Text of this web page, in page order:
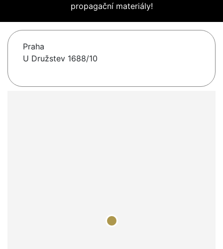
propagační materiály!
Praha
U Družstev 1688/10